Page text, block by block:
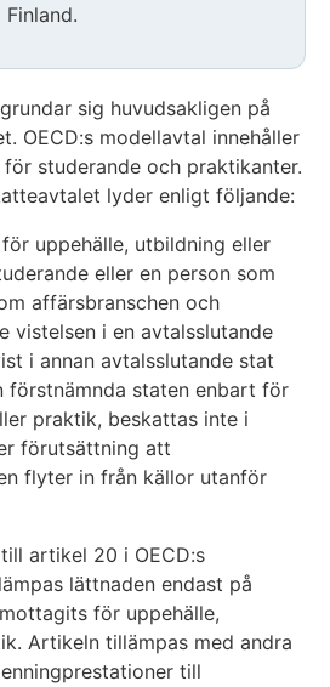
sig huvudsakligen på
OECD:s modellavtal innehåller
studerande och praktikanter.
lyder enligt följande:
uppehälle, utbildning eller
eller en person som
affärsbranschen och
vistelsen i en avtalsslutande
i annan avtalsslutande stat
förstnämnda staten enbart för
praktik, beskattas inte i
förutsättning att
flyter in från källor utanför
artikel 20 i OECD:s
lättnaden endast på
för uppehälle,
Artikeln tillämpas med andra
till